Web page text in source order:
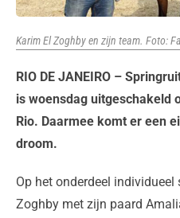
Karim El Zoghby en zijn team. Foto:
RIO DE JANEIRO –
is woensdag uitgeschakeld
Rio. Daarmee komt er een
droom.
Op het onderdeel
Zoghby met zijn paard